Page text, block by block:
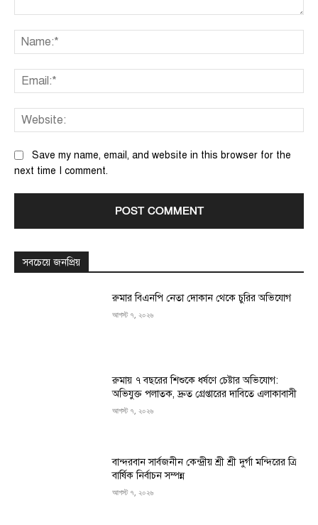
Save my name, email, and website in this browser for the
next time I comment.
সবচেয়ে জনপ্রিয়
রুমার বিএনপি নেতা দোকান থেকে চুরির অভিযোগ
আগস্ট ৭, ২০২৬
রুমায় ৭ বছরের শিশুকে ধর্ষণে চেষ্টার অভিযোগ:
অভিযুক্ত পলাতক, দ্রুত গ্রেপ্তারের দাবিতে এলাকাবাসী
আগস্ট ৭, ২০২৬
বান্দরবান সার্বজনীন কেন্দ্রীয় শ্রী শ্রী দুর্গা মন্দিরের ত্রি
বার্ষিক নির্বাচন সম্পন্ন
আগস্ট ৭, ২০২৬